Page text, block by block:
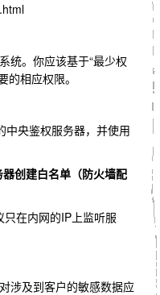
统。你应该基于“最少权
的相应权限。
中央鉴权服务器，并使用
创建白名单（防火墙配
在内网的IP上监听服
涉及到客户的敏感数据应